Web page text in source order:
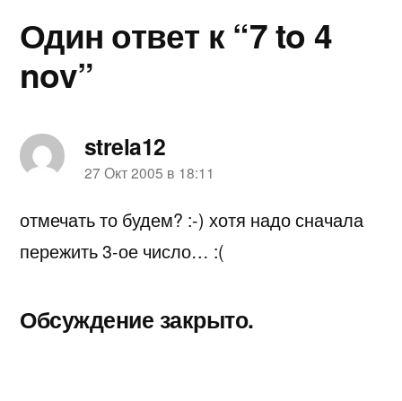
Один ответ к “7 to 4
nov”
strela12
пишет:
27 Окт 2005 в 18:11
отмечать то будем? :-) хотя надо сначала
пережить 3-ое число… :(
Обсуждение закрыто.